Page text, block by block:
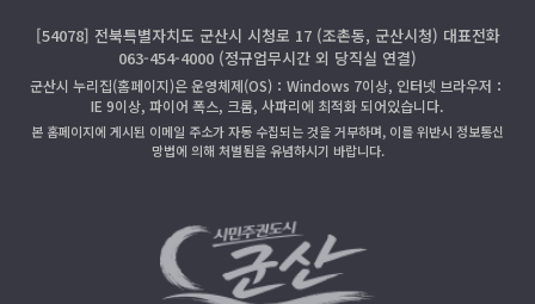
[54078] 전북특별자치도 군산시 시청로 17 (조촌동, 군산시청) 대표전화
063-454-4000 (정규업무시간 외 당직실 연결)
군산시 누리집(홈페이지)은 운영체제(OS)：Windows 7이상, 인터넷 브라우저：
IE 9이상, 파이어 폭스, 크롬, 사파리에 최적화 되어있습니다.
본 홈페이지에 게시된 이메일 주소가 자동 수집되는 것을 거부하며, 이를 위반시 정보통신
망법에 의해 처벌됨을 유념하시기 바랍니다.